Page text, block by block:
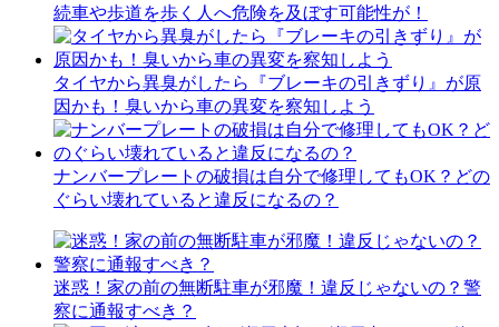
続車や歩道を歩く人へ危険を及ぼす可能性が！
タイヤから異臭がしたら『ブレーキの引きずり』が原
因かも！臭いから車の異変を察知しよう
ナンバープレートの破損は自分で修理してもOK？どの
ぐらい壊れていると違反になるの？
迷惑！家の前の無断駐車が邪魔！違反じゃないの？警
察に通報すべき？